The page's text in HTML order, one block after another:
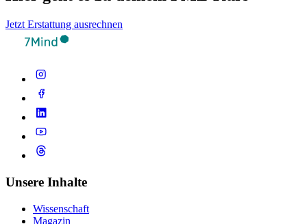
Jetzt Erstattung ausrechnen
Unsere Inhalte
Wissenschaft
Magazin